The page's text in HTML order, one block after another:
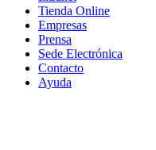
Tienda Online
Empresas
Prensa
Sede Electrónica
Contacto
Ayuda